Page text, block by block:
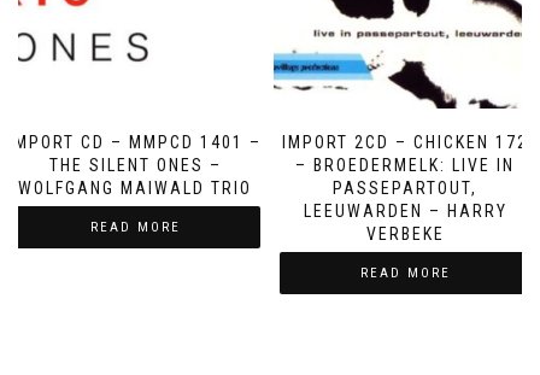
IMPORT CD – MMPCD 1401 –
THE SILENT ONES –
WOLFGANG MAIWALD TRIO
READ MORE
IMPORT 2CD – CHICKEN 172
– BROEDERMELK: LIVE IN
PASSEPARTOUT,
LEEUWARDEN – HARRY
VERBEKE
READ MORE